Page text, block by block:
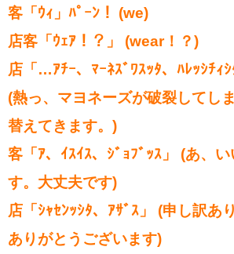
客「ｳｨ」ﾊﾟｰﾝ！ (we)
店客「ｳｪｱ！？」 (wear！？)
店「…ｱﾁｰ、ﾏｰﾈｽﾞﾜｽｯﾀ、ﾊﾚｯｼﾁｨｼ
(熱っ、マヨネーズが破裂してし
替えてきます。)
客「ｱ、ｲｽｲｽ、ｼﾞｮﾌﾞｯｽ」 (あ、
す。大丈夫です)
店「ｼｬｾﾝｯｼﾀ、ｱｻﾞｽ」 (申し訳あ
ありがとうございます)